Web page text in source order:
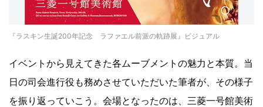
『ラスキン生誕200年記念 ラファエル前派の軌跡展』ビジュアル
イベントから見えてきた各ムーブメントの魅力と本質。当
日の司会進行役も務めさせていただいた筆者が、その様子
を振り返っていこう。会場となったのは、三菱一号館美術